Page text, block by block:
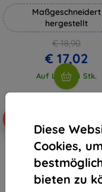
Diese
Cookies,
bieten zu
Maßgeschneidert
hergestellt
€ 18,90
€ 17,02
Auf Lager 4 Stk.